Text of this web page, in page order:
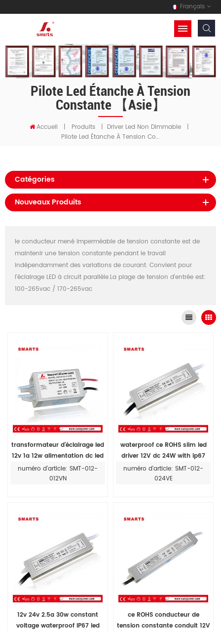
Français
Pilote Led Étanche À Tension
Constante 【asie】
Accueil | Produits | Driver Led Non Dimmable
|
Pilote Led Étanche À Tension Constante 【asie】
Catégories
Nouveaux Produits
le conducteur mené imperméable de tension constante est de
maintenir une tension constante pendant le travail
indépendamment des variations de courant. Convient pour
l'éclairage LED à circuit parallèle.La plage de tension d'entrée est:
100-265vac / 170-265vac
transformateur d'éclairage led
12v 1a 12w alimentation dc led
numéro d'article: SMT-012-
012VN
waterproof ce ROHS slim led
driver 12V dc 24W with ip67
case
numéro d'article: SMT-012-
024VE
12v 24v 2.5a 30w constant
voltage waterproof IP67 led
ce ROHS conducteur de
tension constante conduit 12V